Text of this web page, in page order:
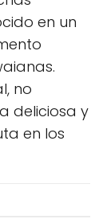
en un
no
⁢deliciosa y
en los